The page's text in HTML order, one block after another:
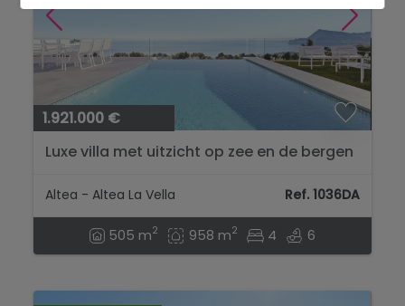
1.921.000 €
Luxe villa met uitzicht op zee en de bergen
Altea - Altea La Vella Ref. 1036DA
505 m2 958 m2 4 6